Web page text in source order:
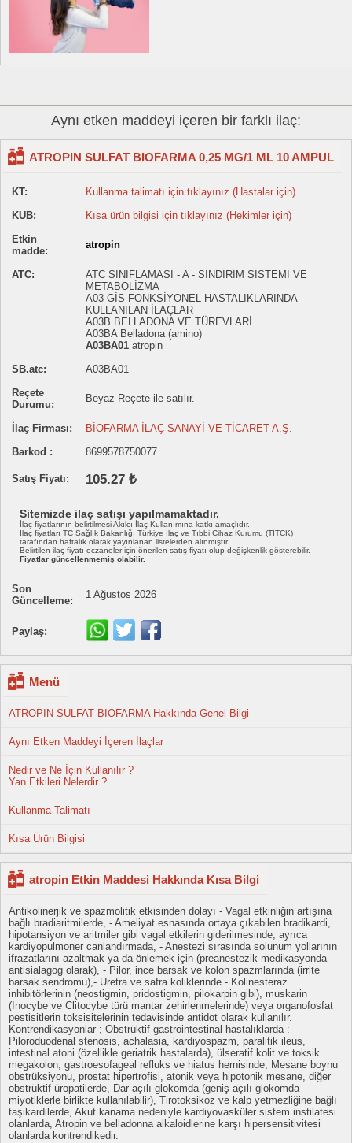
Aynı etken maddeyi içeren bir farklı ilaç:
ATROPIN SULFAT BIOFARMA 0,25 MG/1 ML 10 AMPUL
KT:
Kullanma talimatı için tıklayınız (Hastalar için)
KUB:
Kısa ürün bilgisi için tıklayınız (Hekimler için)
Etkin
madde:
atropin
ATC:
ATC SINIFLAMASI - A - SİNDİRİM SİSTEMİ VE
METABOLİZMA
A03 GİS FONKSİYONEL HASTALIKLARINDA
KULLANILAN İLAÇLAR
A03B BELLADONA VE TÜREVLARİ
A03BA Belladona (amino)
A03BA01 atropin
SB.atc:
A03BA01
Reçete
Durumu:
Beyaz Reçete ile satılır.
İlaç Firması:
BİOFARMA İLAÇ SANAYİ VE TİCARET A.Ş.
Barkod :
8699578750077
Satış Fiyatı: 105.27 ₺
Sitemizde ilaç satışı yapılmamaktadır.
İlaç fiyatlarının belirtilmesi Akılcı İlaç Kullanımına katkı amaçlıdır.
İlaç fiyatları TC Sağlık Bakanlığı Türkiye İlaç ve Tıbbi Cihaz Kurumu (TİTCK)
tarafından haftalık olarak yayınlanan listelerden alınmıştır.
Belirtilen ilaç fiyatı eczaneler için önerilen satış fiyatı olup değişkenlik gösterebilir.
Fiyatlar güncellenmemiş olabilir.
Son
Güncelleme:
1 Ağustos 2026
Paylaş:
Menü
ATROPIN SULFAT BIOFARMA Hakkında Genel Bilgi
Aynı Etken Maddeyi İçeren İlaçlar
Nedir ve Ne İçin Kullanılır ?
Yan Etkileri Nelerdir ?
Kullanma Talimatı
Kısa Ürün Bilgisi
atropin Etkin Maddesi Hakkında Kısa Bilgi
Antikolinerjik ve spazmolitik etkisinden dolayı - Vagal etkinliğin artışına
bağlı bradiaritmilerde, - Ameliyat esnasında ortaya çıkabilen bradikardi,
hipotansiyon ve aritmiler gibi vagal etkilerin giderilmesinde, ayrıca
kardiyopulmoner canlandırmada, - Anestezi sırasında solunum yollarının
ifrazatlarını azaltmak ya da önlemek için (preanestezik medikasyonda
antisialagog olarak), - Pilor, ince barsak ve kolon spazmlarında (irrite
barsak sendromu),- Uretra ve safra koliklerinde - Kolinesteraz
inhibitörlerinin (neostigmin, pridostigmin, pilokarpin gibi), muskarin
(İnocybe ve Clitocybe türü mantar zehirlenmelerinde) veya organofosfat
pestisitlerin toksisitelerinin tedavisinde antidot olarak kullanılır.
Kontrendikasyonlar ; Obstrüktif gastrointestinal hastalıklarda :
Piloroduodenal stenosis, achalasia, kardiyospazm, paralitik ileus,
intestinal atoni (özellikle geriatrik hastalarda), ülseratif kolit ve toksik
megakolon, gastroesofageal refluks ve hiatus hernisinde, Mesane boynu
obstrüksiyonu, prostat hipertrofisi, atonik veya hipotonik mesane, diğer
obstrüktif üropatilerde, Dar açılı glokomda (geniş açılı glokomda
miyotiklerle birlikte kullanılabilir), Tirotoksikoz ve kalp yetmezliğine bağlı
taşikardilerde, Akut kanama nedeniyle kardiyovasküler sistem instilatesi
olanlarda, Atropin ve belladonna alkaloidlerine karşı hipersensitivitesi
olanlarda kontrendikedir.